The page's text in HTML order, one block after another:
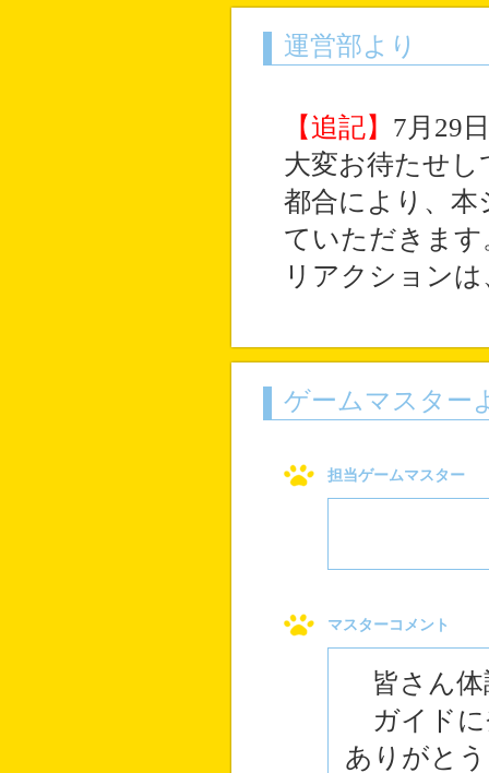
運営部より
【追記】 7月29日
大変お待たせ
都合により、本
ていただきます
リアクション
ゲームマスター
担当ゲームマスター
マスターコメント
皆さん体
ガイドに
ありがと